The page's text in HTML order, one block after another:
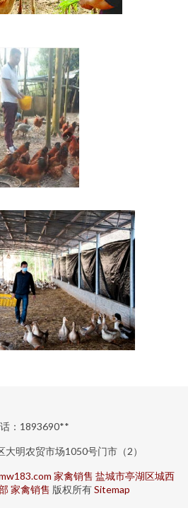
：1893690**
明农贸市场1050号门市（2）
家禽销售 盐城市亭湖区城西
家禽销售 版权所有Sitemap